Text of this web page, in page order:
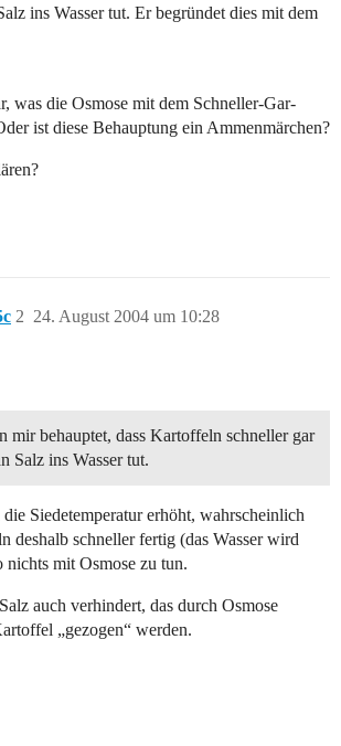
ins Wasser tut. Er begründet dies mit dem
was die Osmose mit dem Schneller-Gar-
ist diese Behauptung ein Ammenmärchen?
24. August 2004 um 10:28
2
mir behauptet, dass Kartoffeln schneller gar
Salz ins Wasser tut.
Siedetemperatur erhöht, wahrscheinlich
deshalb schneller fertig (das Wasser wird
nichts mit Osmose zu tun.
auch verhindert, das durch Osmose
„gezogen“ werden.